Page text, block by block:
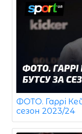
ФОТО. Гаррі
сезон 2023/24